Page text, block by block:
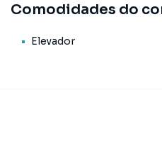
Comodidades do
Elevador